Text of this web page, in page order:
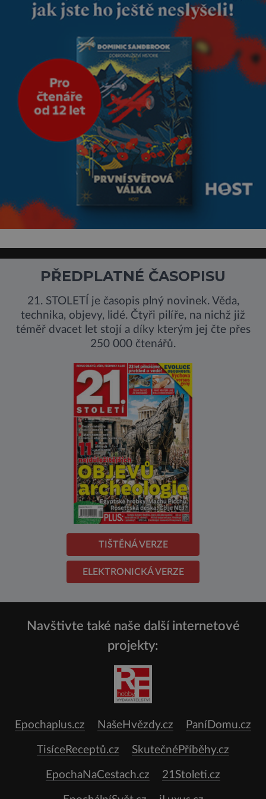
PŘEDPLATNÉ ČASOPISU
21. STOLETÍ je časopis plný novinek. Věda,
technika, objevy, lidé. Čtyři pilíře, na nichž již
téměř dvacet let stojí a díky kterým jej čte přes
250 000 čtenářů.
TIŠTĚNÁ VERZE
ELEKTRONICKÁ VERZE
Navštivte také naše další internetové
projekty:
Epochaplus.cz NašeHvězdy.cz PaníDomu.cz
TisíceReceptů.cz SkutečnéPříběhy.cz
EpochaNaCestach.cz 21Stoleti.cz